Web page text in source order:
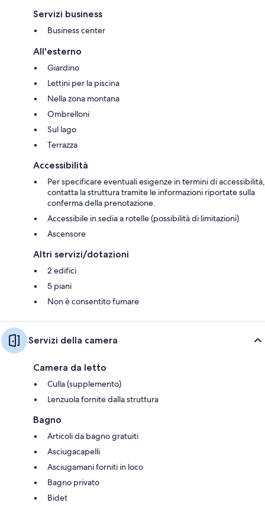
Servizi business
Business center
All'esterno
Giardino
Lettini per la piscina
Nella zona montana
Ombrelloni
Sul lago
Terrazza
Accessibilità
Per specificare eventuali esigenze in termini di accessibilità,
contatta la struttura tramite le informazioni riportate sulla
conferma della prenotazione.
Accessibile in sedia a rotelle (possibilità di limitazioni)
Ascensore
Altri servizi/dotazioni
2 edifici
5 piani
Non è consentito fumare
Servizi della camera
Camera da letto
Culla (supplemento)
Lenzuola fornite dalla struttura
Bagno
Articoli da bagno gratuiti
Asciugacapelli
Asciugamani forniti in loco
Bagno privato
Bidet